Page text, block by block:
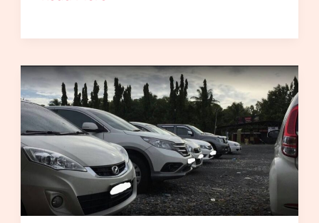
Sewa
Kereta
Seremban
–
Kereta
Sewa